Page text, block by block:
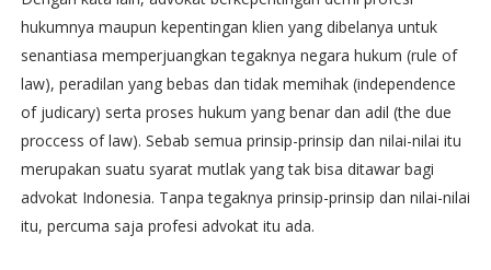
hukumnya maupun kepentingan klien yang dibelanya untuk
senantiasa memperjuangkan tegaknya negara hukum (rule of
law), peradilan yang bebas dan tidak memihak (independence
of judicary) serta proses hukum yang benar dan adil (the due
proccess of law). Sebab semua prinsip-prinsip dan nilai-nilai itu
merupakan suatu syarat mutlak yang tak bisa ditawar bagi
advokat Indonesia. Tanpa tegaknya prinsip-prinsip dan nilai-nilai
itu, percuma saja profesi advokat itu ada.